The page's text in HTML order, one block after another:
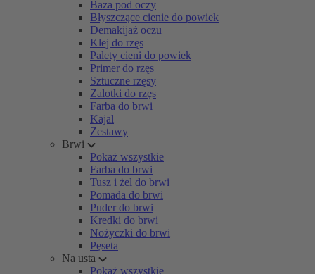
Baza pod oczy
Błyszczące cienie do powiek
Demakijaż oczu
Klej do rzęs
Palety cieni do powiek
Primer do rzęs
Sztuczne rzęsy
Zalotki do rzęs
Farba do brwi
Kajal
Zestawy
Brwi
Pokaż wszystkie
Farba do brwi
Tusz i żel do brwi
Pomada do brwi
Puder do brwi
Kredki do brwi
Nożyczki do brwi
Pęseta
Na usta
Pokaż wszystkie